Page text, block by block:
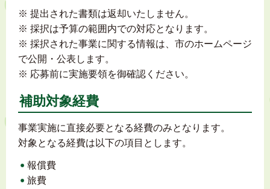
※ 提出された書類は返却いたしません。
※ 採択は予算の範囲内での対応となります。
※ 採択された事業に関する情報は、市のホームページ
で公開・公表します。
※ 応募前に実施要領を御確認ください。
補助対象経費
事業実施に直接必要となる経費のみとなります。
対象となる経費は以下の項目とします。
報償費
旅費